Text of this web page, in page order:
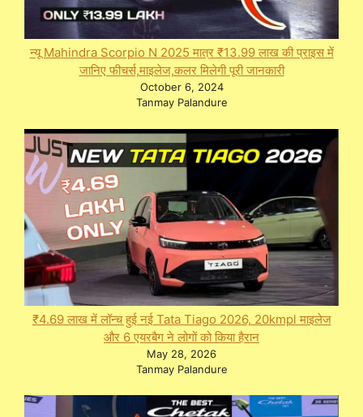
न्यू Mahindra Scorpio N 2025 मात्र ₹13.99 लाख की प्राइस में
जानिए फीचर्स,माइलेज,कलर मिलेगी पूरी जानकारी
October 6, 2024
Tanmay Palandure
₹4.69 लाख में लॉन्च हुई नई Tata Tiago 2026, 20kmpl माइलेज
और 6 एयरबैग ने लोगों को किया हैरान
May 28, 2026
Tanmay Palandure